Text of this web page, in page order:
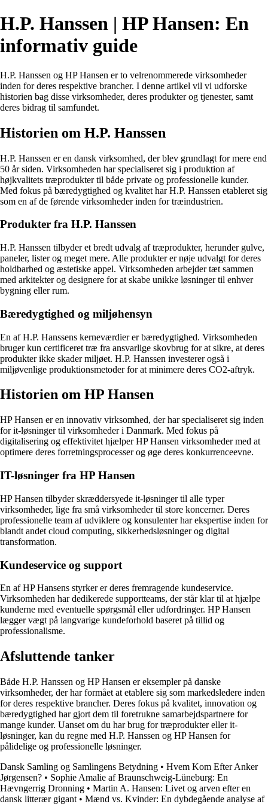
H.P. Hanssen | HP Hansen: En
informativ guide
H.P. Hanssen og HP Hansen er to velrenommerede virksomheder
inden for deres respektive brancher. I denne artikel vil vi udforske
historien bag disse virksomheder, deres produkter og tjenester, samt
deres bidrag til samfundet.
Historien om H.P. Hanssen
H.P. Hanssen er en dansk virksomhed, der blev grundlagt for mere end
50 år siden. Virksomheden har specialiseret sig i produktion af
højkvalitets træprodukter til både private og professionelle kunder.
Med fokus på bæredygtighed og kvalitet har H.P. Hanssen etableret sig
som en af de førende virksomheder inden for træindustrien.
Produkter fra H.P. Hanssen
H.P. Hanssen tilbyder et bredt udvalg af træprodukter, herunder gulve,
paneler, lister og meget mere. Alle produkter er nøje udvalgt for deres
holdbarhed og æstetiske appel. Virksomheden arbejder tæt sammen
med arkitekter og designere for at skabe unikke løsninger til enhver
bygning eller rum.
Bæredygtighed og miljøhensyn
En af H.P. Hanssens kerneværdier er bæredygtighed. Virksomheden
bruger kun certificeret træ fra ansvarlige skovbrug for at sikre, at deres
produkter ikke skader miljøet. H.P. Hanssen investerer også i
miljøvenlige produktionsmetoder for at minimere deres CO2-aftryk.
Historien om HP Hansen
HP Hansen er en innovativ virksomhed, der har specialiseret sig inden
for it-løsninger til virksomheder i Danmark. Med fokus på
digitalisering og effektivitet hjælper HP Hansen virksomheder med at
optimere deres forretningsprocesser og øge deres konkurrenceevne.
IT-løsninger fra HP Hansen
HP Hansen tilbyder skræddersyede it-løsninger til alle typer
virksomheder, lige fra små virksomheder til store koncerner. Deres
professionelle team af udviklere og konsulenter har ekspertise inden for
blandt andet cloud computing, sikkerhedsløsninger og digital
transformation.
Kundeservice og support
En af HP Hansens styrker er deres fremragende kundeservice.
Virksomheden har dedikerede supportteams, der står klar til at hjælpe
kunderne med eventuelle spørgsmål eller udfordringer. HP Hansen
lægger vægt på langvarige kundeforhold baseret på tillid og
professionalisme.
Afsluttende tanker
Både H.P. Hanssen og HP Hansen er eksempler på danske
virksomheder, der har formået at etablere sig som markedsledere inden
for deres respektive brancher. Deres fokus på kvalitet, innovation og
bæredygtighed har gjort dem til foretrukne samarbejdspartnere for
mange kunder. Uanset om du har brug for træprodukter eller it-
løsninger, kan du regne med H.P. Hanssen og HP Hansen for
pålidelige og professionelle løsninger.
Dansk Samling og Samlingens Betydning • Hvem Kom Efter Anker
Jørgensen? • Sophie Amalie af Braunschweig-Lüneburg: En
Hævngerrig Dronning • Martin A. Hansen: Livet og arven efter en
dansk litterær gigant • Mænd vs. Kvinder: En dybdegående analyse af